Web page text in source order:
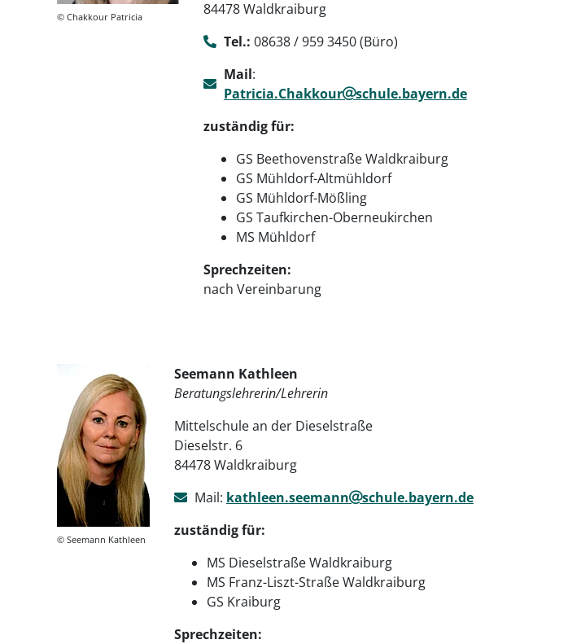
© Chakkour Patricia
84478 Waldkraiburg
Tel.: 08638 / 959 3450 (Büro)
Mail:
Patricia.Chakkour
schule.bayern.de
zuständig für:
GS Beethovenstraße Waldkraiburg
GS Mühldorf-Altmühldorf
GS Mühldorf-Mößling
GS Taufkirchen-Oberneukirchen
MS Mühldorf
Sprechzeiten:
nach Vereinbarung
© Seemann Kathleen
Seemann Kathleen
Beratungslehrerin/Lehrerin
Mittelschule an der Dieselstraße
Dieselstr. 6
84478 Waldkraiburg
Mail: kathleen.seemann
schule.bayern.de
zuständig für:
MS Dieselstraße Waldkraiburg
MS Franz-Liszt-Straße Waldkraiburg
GS Kraiburg
Sprechzeiten: